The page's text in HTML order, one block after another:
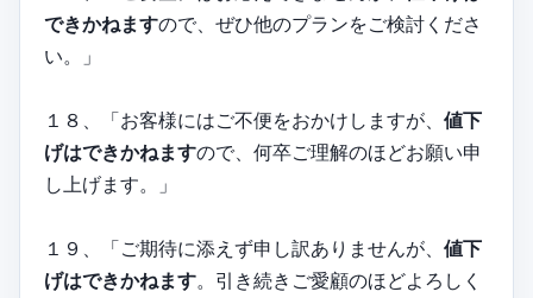
できかねますので、ぜひ他のプランをご検討くださ
い。」
１８、「お客様にはご不便をおかけしますが、 値下
げはできかねますので、何卒ご理解のほどお願い申
し上げます。」
１９、「ご期待に添えず申し訳ありませんが、 値下
げはできかねます。引き続きご愛顧のほどよろしく